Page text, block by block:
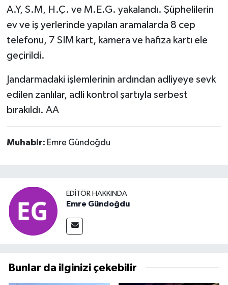
A.Y, S.M, H.Ç. ve M.E.G. yakalandı. Şüphelilerin
ev ve iş yerlerinde yapılan aramalarda 8 cep
telefonu, 7 SIM kart, kamera ve hafıza kartı ele
geçirildi.
Jandarmadaki işlemlerinin ardından adliyeye sevk
edilen zanlılar, adli kontrol şartıyla serbest
bırakıldı. AA
Muhabir: Emre Gündoğdu
EDITÖR HAKKINDA
Emre Gündoğdu
Bunlar da ilginizi çekebilir